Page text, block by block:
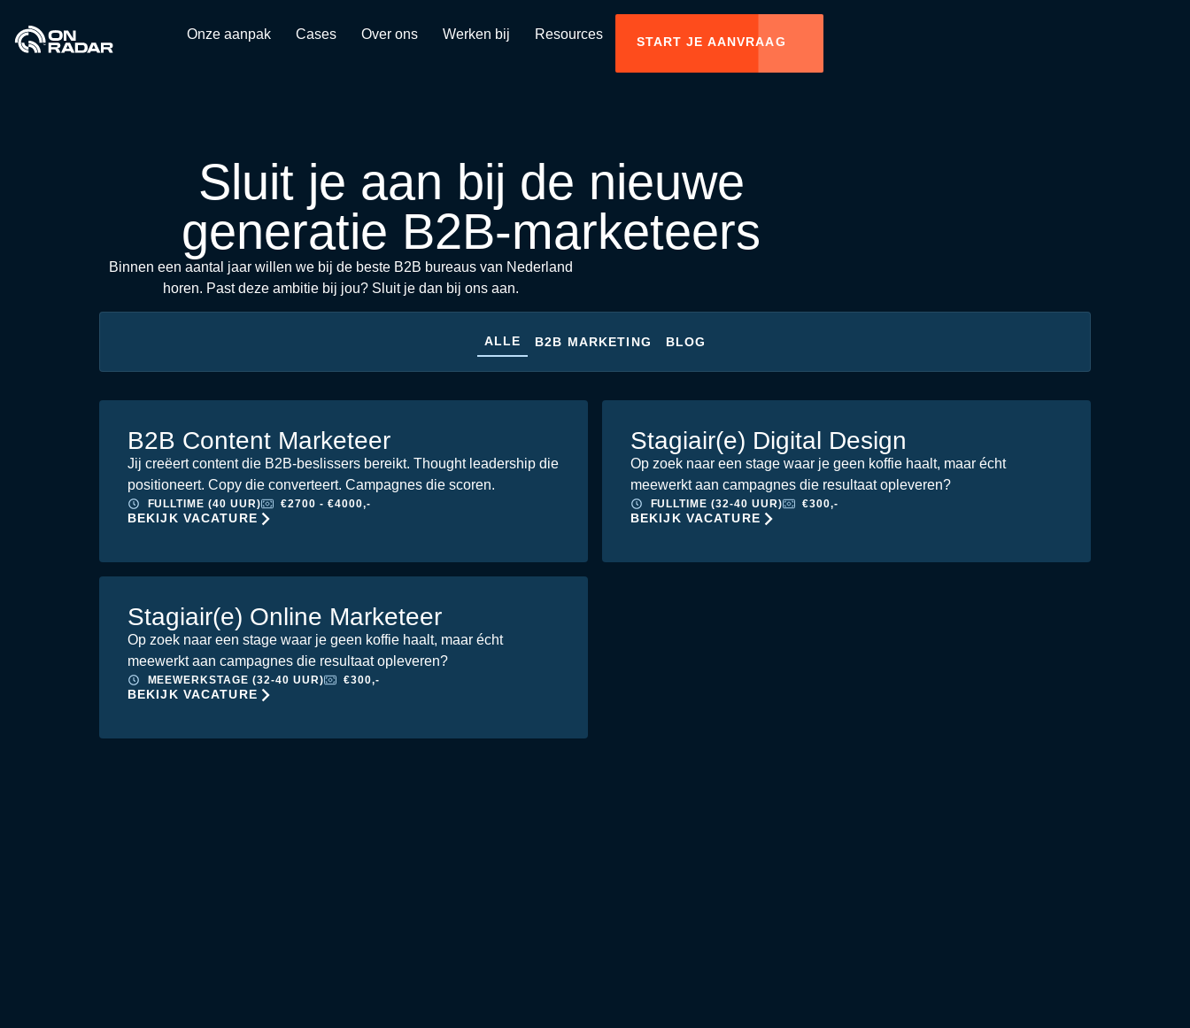
Onze aanpak Cases Over ons Werken bij Resources START JE AANVRAAG
Sluit je aan bij de nieuwe
generatie B2B-marketeers
Binnen een aantal jaar willen we bij de beste B2B bureaus van Nederland
horen. Past deze ambitie bij jou? Sluit je dan bij ons aan.
B2B MARKETING BLOG
ALLE
B2B Content Marketeer
Jij creëert content die B2B-beslissers bereikt. Thought leadership die
positioneert. Copy die converteert. Campagnes die scoren.
FULLTIME (40 UUR) €2700 - €4000,-
BEKIJK VACATURE
Stagiair(e) Digital Design
Op zoek naar een stage waar je geen koffie haalt, maar écht
meewerkt aan campagnes die resultaat opleveren?
FULLTIME (32-40 UUR) €300,-
BEKIJK VACATURE
Stagiair(e) Online Marketeer
Op zoek naar een stage waar je geen koffie haalt, maar écht
meewerkt aan campagnes die resultaat opleveren?
MEEWERKSTAGE (32-40 UUR) €300,-
BEKIJK VACATURE